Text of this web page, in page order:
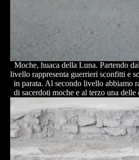
Moche, huaca della Luna. Partendo
livello rappresenta guerrieri sconfitti e
in parata. Al secondo livello abbiamo
di sacerdoti moche e al terzo una